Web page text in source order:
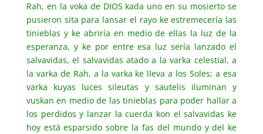
Rah, en la voka de DIOS kada uno en su mosierto se
pusieron sita para lansar el rayo ke estremecería las
tinieblas y ke abriría en medio de ellas la luz de la
esperanza, y ke por entre esa luz sería lanzado el
salvavidas, el salvavidas atado a la varka celestial, a
la varka de Rah, a la varka ke lleva a los Soles; a esa
varka kuyas luces sileutas y sautelis iluminan y
vuskan en medio de las tinieblas para poder hallar a
los perdidos y lanzar la cuerda kon el salvavidas ke
hoy está esparsido sobre la fas del mundo y del ke